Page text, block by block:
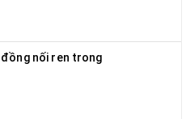
nối ren trong